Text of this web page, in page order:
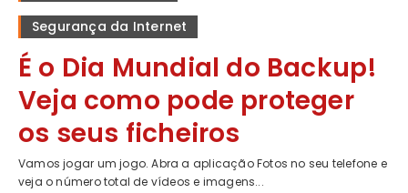
Segurança da Internet
É o Dia Mundial do Backup!
Veja como pode proteger
os seus ficheiros
Vamos jogar um jogo. Abra a aplicação Fotos no seu telefone e
veja o número total de vídeos e imagens...